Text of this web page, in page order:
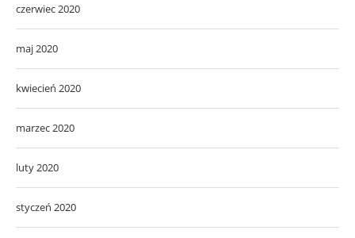
czerwiec 2020
maj 2020
kwiecień 2020
marzec 2020
luty 2020
styczeń 2020